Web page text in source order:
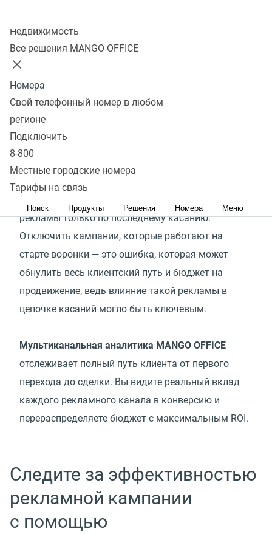
Недвижимость
Все решения MANGO OFFICE
Номера
Свой телефонный номер в любом
регионе
Подключить
8-800
Местные городские номера
Тарифы на связь
Поиск Продукты Решения Номера Меню
история обращений по различным источникам
количество касаний клиента на пути в воронке
Более 12
покупкой
рекламы только по последнему касанию.
Отключить кампании, которые работают на
старте воронки — это ошибка, которая может
обнулить весь клиентский путь и бюджет на
продвижение, ведь влияние такой рекламы в
цепочке касаний могло быть ключевым.
Мультиканальная аналитика MANGO OFFICE
отслеживает полный путь клиента от первого
перехода до сделки. Вы видите реальный вклад
каждого рекламного канала в конверсию и
перераспределяете бюджет с максимальным ROI.
Следите за эффективностью
рекламной кампании
с помощью